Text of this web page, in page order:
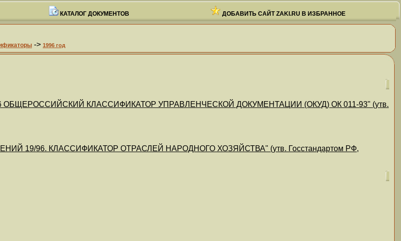
КАТАЛОГ ДОКУМЕНТОВ ДОБАВИТЬ САЙТ ZAKI.RU В ИЗБРАННОЕ
-> 1996 год
ОБЩЕРОССИЙСКИЙ КЛАССИФИКАТОР УПРАВЛЕНЧЕСКОЙ ДОКУМЕНТАЦИИ (ОКУД) ОК 011-93" (утв.
19/96. КЛАССИФИКАТОР ОТРАСЛЕЙ НАРОДНОГО ХОЗЯЙСТВА" (утв. Госстандартом РФ,